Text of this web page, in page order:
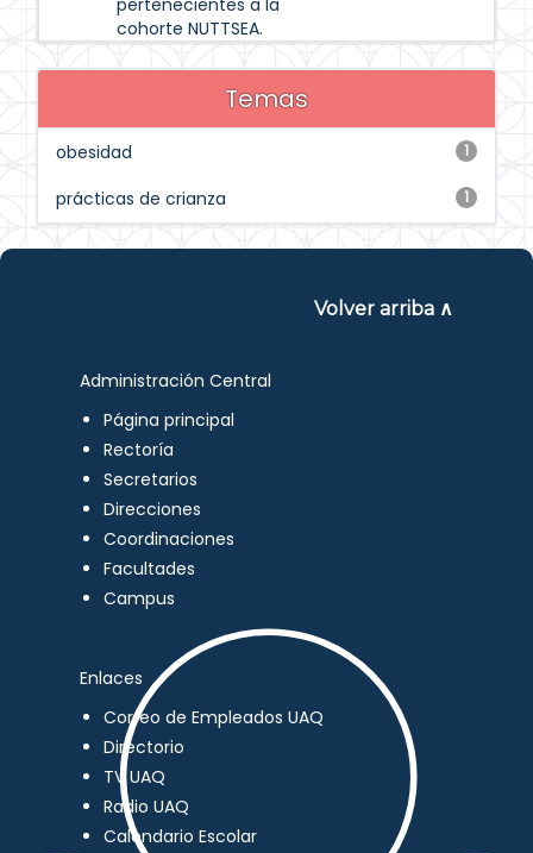
pertenecientes a la
cohorte NUTTSEA.
Temas
1
obesidad
1
prácticas de crianza
Volver arriba ∧
Administración Central
Página principal
Rectoría
Secretarios
Direcciones
Coordinaciones
Facultades
Campus
Enlaces
Correo de Empleados UAQ
Directorio
TV UAQ
Radio UAQ
Calendario Escolar